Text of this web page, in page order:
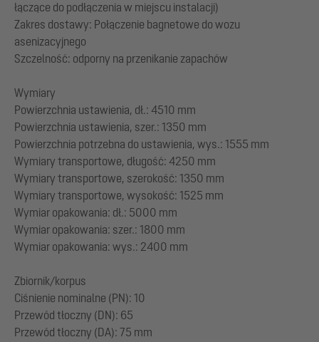
łączące do podłączenia w miejscu instalacji)
Zakres dostawy: Połączenie bagnetowe do wozu
asenizacyjnego
Szczelność: odporny na przenikanie zapachów
Wymiary
Powierzchnia ustawienia, dł.: 4510 mm
Powierzchnia ustawienia, szer.: 1350 mm
Powierzchnia potrzebna do ustawienia, wys.: 1555 mm
Wymiary transportowe, długość: 4250 mm
Wymiary transportowe, szerokość: 1350 mm
Wymiary transportowe, wysokość: 1525 mm
Wymiar opakowania: dł.: 5000 mm
Wymiar opakowania: szer.: 1800 mm
Wymiar opakowania: wys.: 2400 mm
Zbiornik/korpus
Ciśnienie nominalne (PN): 10
Przewód tłoczny (DN): 65
Przewód tłoczny (DA): 75 mm